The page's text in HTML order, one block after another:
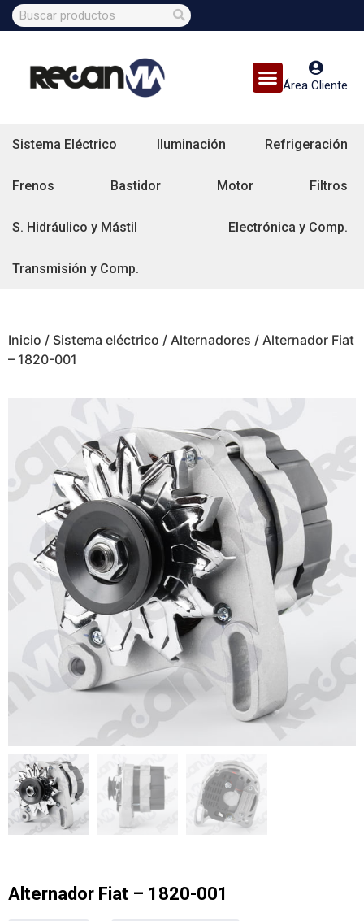
Área Cliente
Sistema Eléctrico Iluminación Refrigeración
Frenos Bastidor Motor Filtros
S. Hidráulico y Mástil Electrónica y Comp.
Transmisión y Comp.
Inicio / Sistema eléctrico / Alternadores / Alternador Fiat
– 1820-001
Alternador Fiat – 1820-001